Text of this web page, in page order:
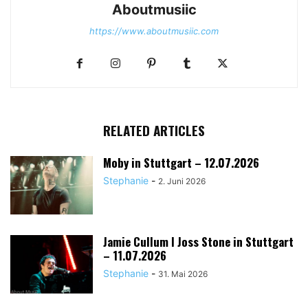
Aboutmusiic
https://www.aboutmusiic.com
RELATED ARTICLES
Moby in Stuttgart – 12.07.2026
Stephanie - 2. Juni 2026
Jamie Cullum I Joss Stone in Stuttgart
– 11.07.2026
Stephanie - 31. Mai 2026